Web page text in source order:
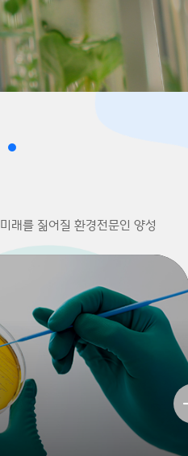
미래를 짊어질 환경전문인 양성